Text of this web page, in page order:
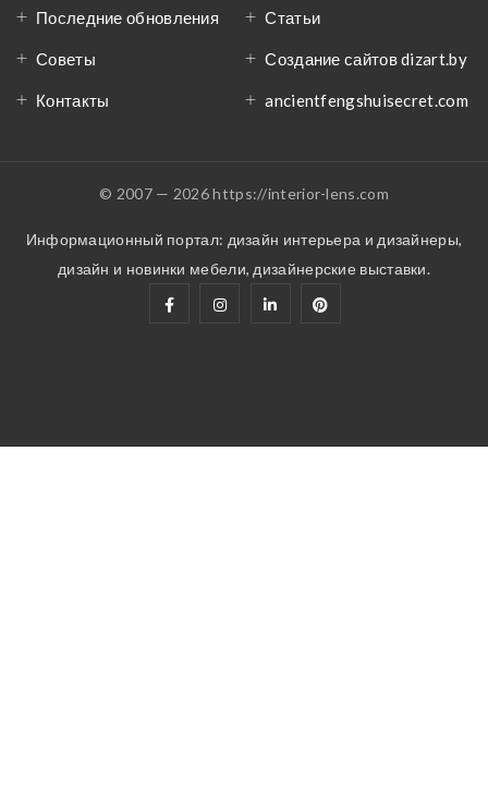
Последние обновления Статьи
Советы Создание сайтов dizart.by
Контакты ancientfengshuisecret.com
© 2007 — 2026 https://interior-lens.com
Информационный портал: дизайн интерьера и дизайнеры,
дизайн и новинки мебели, дизайнерские выставки.